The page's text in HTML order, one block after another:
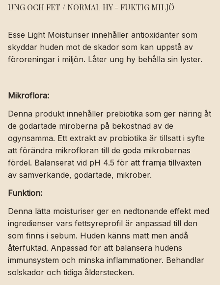
UNG OCH FET / NORMAL HY - FUKTIG MILJÖ
Esse Light Moisturiser innehåller antioxidanter som
skyddar huden mot de skador som kan uppstå av
föroreningar i miljön. Låter ung hy behålla sin lyster.
Mikroflora:
Denna produkt innehåller prebiotika som ger näring åt
de godartade miroberna på bekostnad av de
ogynsamma. Ett extrakt av probiotika är tillsatt i syfte
att förändra mikrofloran till de goda mikrobernas
fördel. Balanserat vid pH 4.5 för att främja tillväxten
av samverkande, godartade, mikrober.
Funktion:
Denna lätta moisturiser ger en nedtonande effekt med
ingredienser vars fettsyreprofil är anpassad till den
som finns i sebum. Huden känns matt men ändå
återfuktad. Anpassad för att balansera hudens
immunsystem och minska inflammationer. Behandlar
solskador och tidiga ålderstecken.